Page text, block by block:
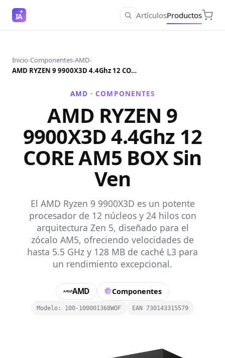
IA ArtículosProductos
Inicio›Componentes›AMD›
AMD RYZEN 9 9900X3D 4.4Ghz 12 CORE AM5 BOX Sin Ven
AMD ·COMPONENTES
AMD RYZEN 9
9900X3D 4.4Ghz 12
CORE AM5 BOX Sin
Ven
El AMD Ryzen 9 9900X3D es un potente
procesador de 12 núcleos y 24 hilos con
arquitectura Zen 5, diseñado para el
zócalo AM5, ofreciendo velocidades de
hasta 5.5 GHz y 128 MB de caché L3 para
un rendimiento excepcional.
AMD Componentes
Modelo: 100-100001368WOF EAN 730143315579